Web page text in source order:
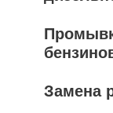
Замена